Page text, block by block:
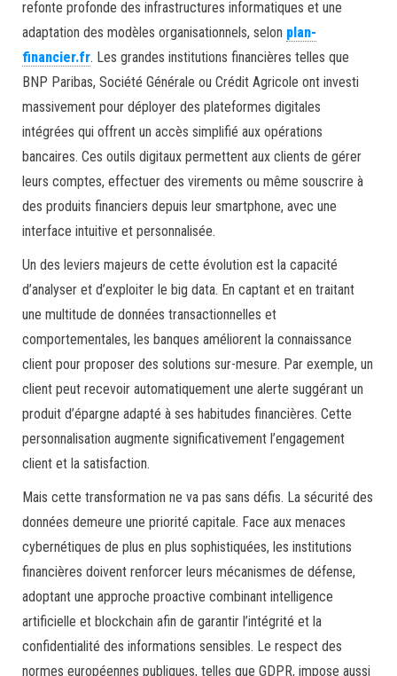
refonte profonde des infrastructures informatiques et une
adaptation des modèles organisationnels, selon plan-
financier.fr. Les grandes institutions financières telles que
BNP Paribas, Société Générale ou Crédit Agricole ont investi
massivement pour déployer des plateformes digitales
intégrées qui offrent un accès simplifié aux opérations
bancaires. Ces outils digitaux permettent aux clients de gérer
leurs comptes, effectuer des virements ou même souscrire à
des produits financiers depuis leur smartphone, avec une
interface intuitive et personnalisée.
Un des leviers majeurs de cette évolution est la capacité
d’analyser et d’exploiter le big data. En captant et en traitant
une multitude de données transactionnelles et
comportementales, les banques améliorent la connaissance
client pour proposer des solutions sur-mesure. Par exemple, un
client peut recevoir automatiquement une alerte suggérant un
produit d’épargne adapté à ses habitudes financières. Cette
personnalisation augmente significativement l’engagement
client et la satisfaction.
Mais cette transformation ne va pas sans défis. La sécurité des
données demeure une priorité capitale. Face aux menaces
cybernétiques de plus en plus sophistiquées, les institutions
financières doivent renforcer leurs mécanismes de défense,
adoptant une approche proactive combinant intelligence
artificielle et blockchain afin de garantir l’intégrité et la
confidentialité des informations sensibles. Le respect des
normes européennes publiques, telles que GDPR, impose aussi